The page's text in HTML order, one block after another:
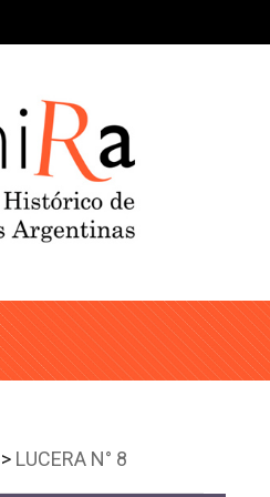
content
LUCERA N° 8